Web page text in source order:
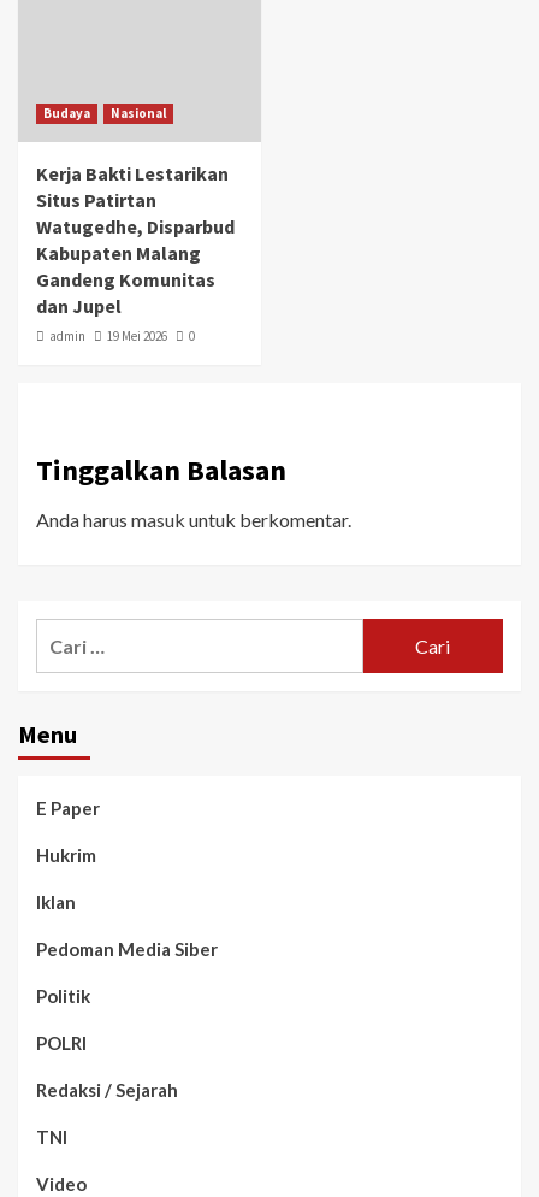
Budaya Nasional
Kerja Bakti Lestarikan
Situs Patirtan
Watugedhe, Disparbud
Kabupaten Malang
Gandeng Komunitas
dan Jupel
admin 19 Mei 2026 0
Tinggalkan Balasan
Anda harus masuk untuk berkomentar.
Menu
E Paper
Hukrim
Iklan
Pedoman Media Siber
Politik
POLRI
Redaksi / Sejarah
TNI
Video